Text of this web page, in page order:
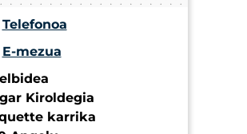
Telefonoa
E-mezua
Kiroldegia
karrika